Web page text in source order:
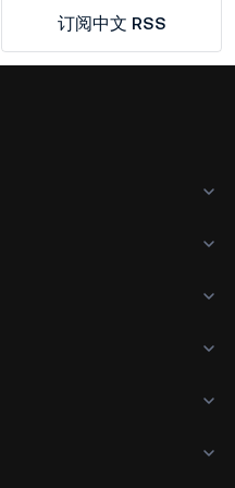
订阅中文 RSS